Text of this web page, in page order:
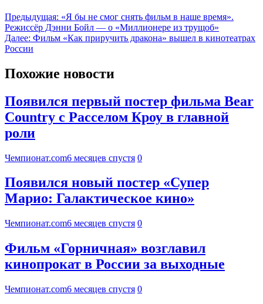
Предыдущая: «Я бы не смог снять фильм в наше время».
Режиссёр Дэнни Бойл — о «Миллионере из трущоб»
Далее: Фильм «Как приручить дракона» вышел в кинотеатрах
России
Похожие новости
Появился первый постер фильма Bear
Country с Расселом Кроу в главной
роли
Чемпионат.com6 месяцев спустя 0
Появился новый постер «Супер
Марио: Галактическое кино»
Чемпионат.com6 месяцев спустя 0
Фильм «Горничная» возглавил
кинопрокат в России за выходные
Чемпионат.com6 месяцев спустя 0